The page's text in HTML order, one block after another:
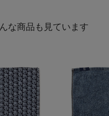
な商品も見ています